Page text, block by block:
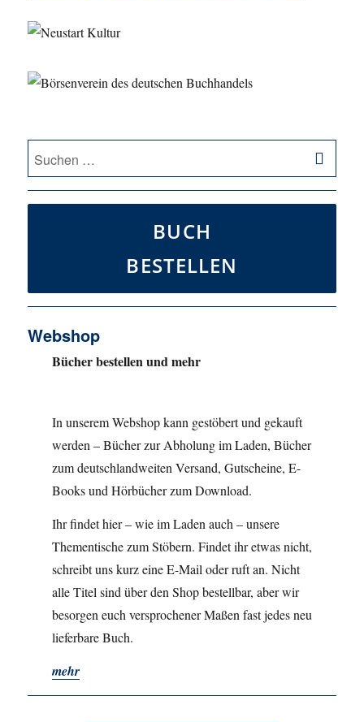
Suche
nach:
BUCH
BESTELLEN
Webshop
Bücher bestellen und mehr
In unserem Webshop kann gestöbert und gekauft
werden – Bücher zur Abholung im Laden, Bücher
zum deutschlandweiten Versand, Gutscheine, E-
Books und Hörbücher zum Download.
Ihr findet hier – wie im Laden auch – unsere
Thementische zum Stöbern. Findet ihr etwas nicht,
schreibt uns kurz eine E-Mail oder ruft an. Nicht
alle Titel sind über den Shop bestellbar, aber wir
besorgen euch versprochener Maßen fast jedes neu
lieferbare Buch.
mehr